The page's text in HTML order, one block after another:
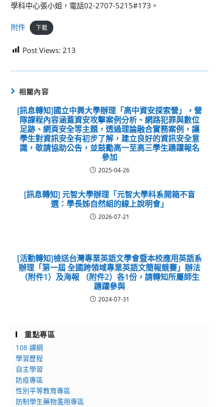
學科中心張小姐，電話02-2707-5215#173。
附件 下載
Post Views: 213
相關內容
[訊息轉知]國立中興大學辦理「高中資安探索營」，營
隊課程內容涵蓋資安攻擊案例分析、網路犯罪與數位
足跡、網頁安全等主題，透過理論融合實務案例，讓
學生對資訊安全有初步了解，建立良好的資訊安全意
識，敬請協助公告，並鼓勵高一至高三學生踴躍報名
參加
2025-04-26
[訊息轉知] 元智大學辦理「元智大學科系開箱不盲
選：學長姊自然組的線上說明會」
2026-07-21
[活動轉知]檢送台灣專業英語文學會暨本校應用英語系
辦理「第一屆 全國跨領域專業英語文簡報競賽」辦法
（附件1）及海報 （附件2）各1份，請轉知所屬師生
踴躍參與
2024-07-31
重點專區
108 課綱
學習歷程
自主學習
防疫專區
性別平等教育專區
防制學生藥物濫用專區